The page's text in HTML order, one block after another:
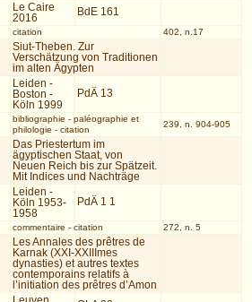
Le Caire
2016
BdE 161
citation 402, n.17
Siut-Theben. Zur
Verschätzung von Traditionen
im alten Ägypten
Leiden -
Boston -
Köln 1999
PdÄ 13
bibliographie - paléographie et
philologie - citation
239, n. 904-905
Das Priestertum im
ägyptischen Staat, von
Neuen Reich bis zur Spätzeit.
Mit Indices und Nachträge
Leiden -
Köln 1953-
1958
PdÄ 1 1
commentaire - citation 272, n. 5
Les Annales des prêtres de
Karnak (XXI-XXIIImes
dynasties) et autres textes
contemporains relatifs à
l’initiation des prêtres d’Amon